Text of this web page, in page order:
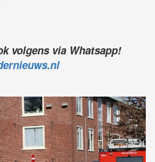
volgens via Whatsapp!